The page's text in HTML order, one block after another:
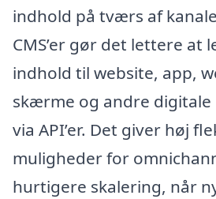
indhold på tværs af
CMS’er gør det lettere at
indhold til website, app,
skærme og andre
via API’er. Det giver høj
muligheder for
hurtigere skalering, når